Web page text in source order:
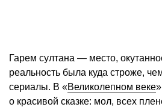
Гарем султана — место,
реальность была куда строже,
сериалы. В «Великолепном веке
о красивой сказке: мол, всех